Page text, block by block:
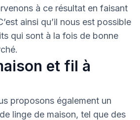
à ce résultat en faisant
ainsi qu’il nous est possible
qui sont à la fois de bonne
et fil à
proposons également un
linge de maison, tel que des